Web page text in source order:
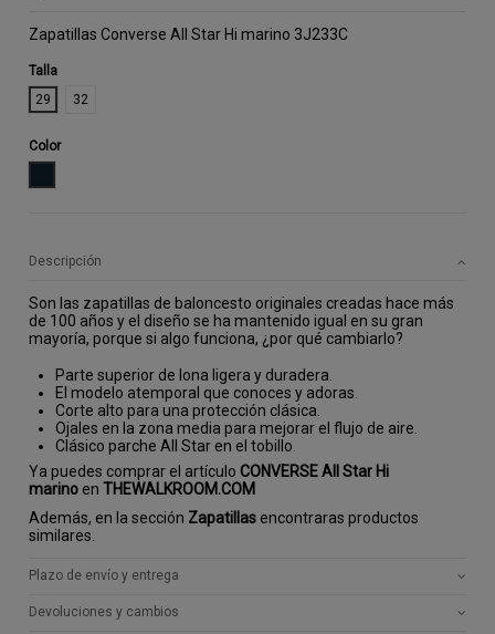
Zapatillas Converse All Star Hi marino 3J233C
Talla
29
32
Color
Descripción
Son las zapatillas de baloncesto originales creadas hace más
de 100 años y el diseño se ha mantenido igual en su gran
mayoría, porque si algo funciona, ¿por qué cambiarlo?
Parte superior de lona ligera y duradera.
El modelo atemporal que conoces y adoras.
Corte alto para una protección clásica.
Ojales en la zona media para mejorar el flujo de aire.
Clásico parche All Star en el tobillo.
Ya puedes comprar el artículoCONVERSE All Star Hi
marino enTHEWALKROOM.COM
Además, en la sección Zapatillas encontraras productos
similares.
Plazo de envío y entrega
Devoluciones y cambios